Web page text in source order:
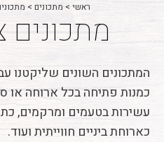
ראשי > מתכונים >
מתכונים
המתכונים השונים שליקטנו
כמנות פתיחה בכל ארוחה או
עשירות בטעמים ומרקמים,
כארוחת ביניים חווייתית ועוד.